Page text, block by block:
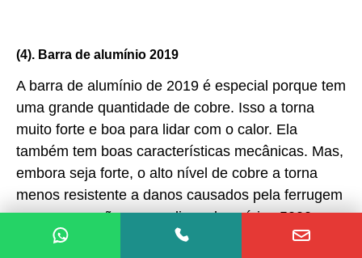
(4). Barra de alumínio 2019
A barra de alumínio de 2019 é especial porque tem
uma grande quantidade de cobre. Isso a torna
muito forte e boa para lidar com o calor. Ela
também tem boas características mecânicas. Mas,
embora seja forte, o alto nível de cobre a torna
menos resistente a danos causados pela ferrugem
em comparação com as ligas das séries 5000 e